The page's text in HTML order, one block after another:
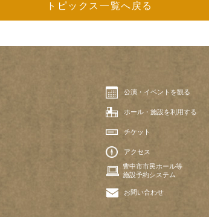
トピックス一覧へ戻る
公演・イベントを観る
ホール・施設を利用する
チケット
アクセス
豊中市市民ホール等
施設予約システム
お問い合わせ